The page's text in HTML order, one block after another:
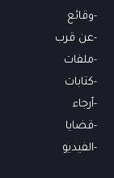
وقائع
عن قرب
ملفات
كتابات
أرجاء
قضايا
الفيديو